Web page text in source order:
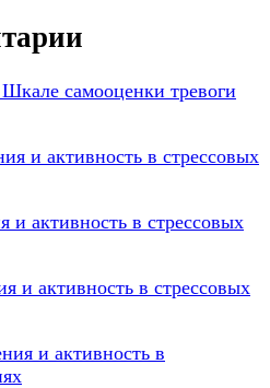
самооценки тревоги
и активность в стрессовых
и активность в стрессовых
и активность в стрессовых
и активность в